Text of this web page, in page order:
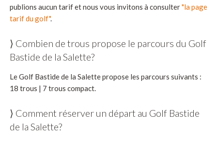
publions aucun tarif et nous vous invitons à consulter"la page
tarif du golf".
⟩ Combien de trous propose le parcours du Golf
Bastide de la Salette?
Le Golf Bastide de la Salette propose les parcours suivants :
18 trous | 7 trous compact.
⟩ Comment réserver un départ au Golf Bastide
de la Salette?